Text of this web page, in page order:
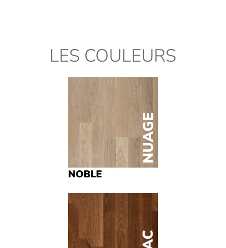
LES COULEURS